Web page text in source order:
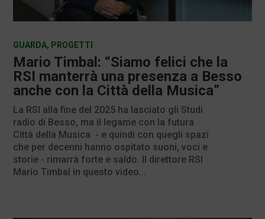
Mario Timbal: “Siamo felici che la
RSI manterrà una presenza a Besso
anche con la Città della Musica”
GUARDA, PROGETTI
La RSI alla fine del 2025 ha lasciato gli Studi
radio di Besso, ma il legame con la futura
Città della Musica - e quindi con quegli spazi
che per decenni hanno ospitato suoni, voci e
storie - rimarrà forte e saldo. Il direttore RSI
Mario Timbal in questo video...